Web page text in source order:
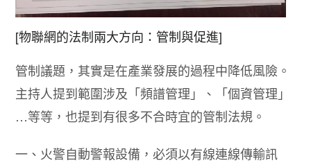
[物聯網的法制兩大方向：管制與促進]
管制議題，其實是在產業發展的過程中降低風險。
主持人提到範圍涉及「頻譜管理」、「個資管理」
…等等，也提到有很多不合時宜的管制法規。
一、火警自動警報設備，必須以有線連線傳輸訊